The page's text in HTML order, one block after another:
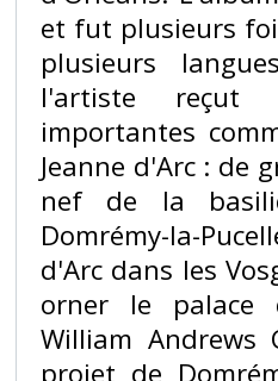
et fut plusieurs
plusieurs
l'artiste
importantes
Jeanne d'Arc : de
nef de la
Domrémy-la-
d'Arc dans les
orner le palace
William Andrews
projet de